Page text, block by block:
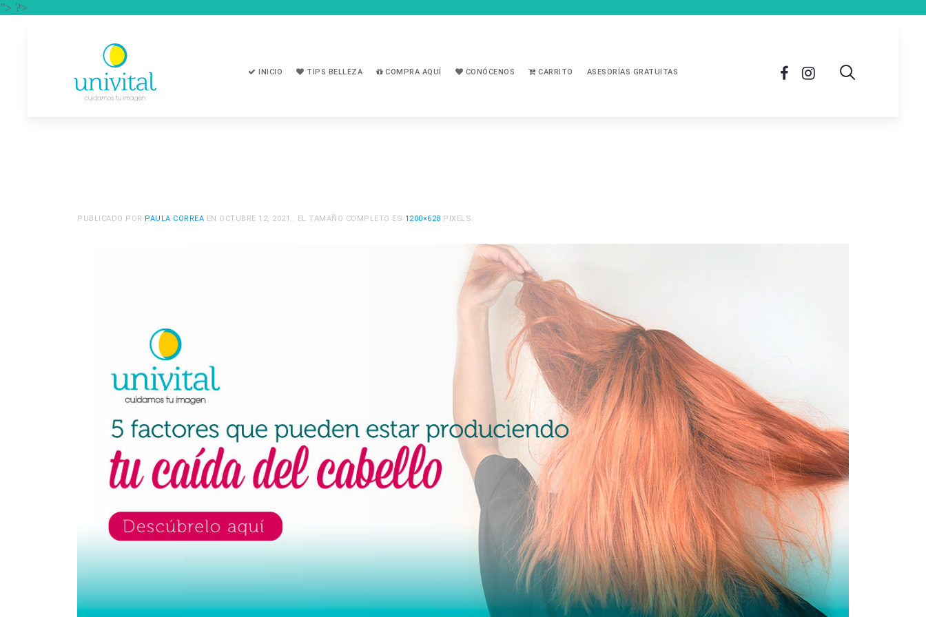
"> ?>
INICIO TIPS BELLEZA COMPRA AQUÍ CONÓCENOS CARRITO ASESORÍAS GRATUITAS
PUBLICADO POR PAULA CORREA EN OCTUBRE 12, 2021 .. EL TAMAÑO COMPLETO ES 1200×628 PIXELS.